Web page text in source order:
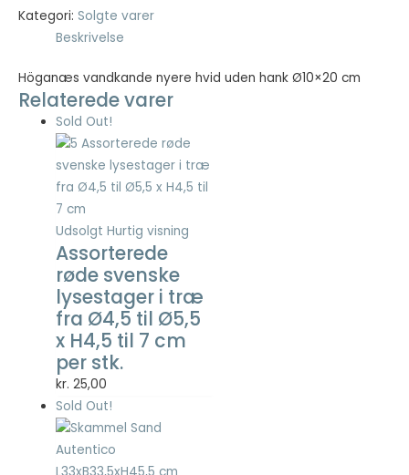
kr. 60,00.kr. 24,00.
Kategori: Solgte varer
Beskrivelse
Höganæs vandkande nyere hvid uden hank Ø10×20 cm
Relaterede varer
Sold Out!
Udsolgt Hurtig visning
Assorterede
røde svenske
lysestager i træ
fra Ø4,5 til Ø5,5
x H4,5 til 7 cm
per stk.
kr. 25,00
Sold Out!